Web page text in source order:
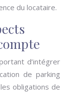
du locataire.
d’intégrer
de parking
obligations de